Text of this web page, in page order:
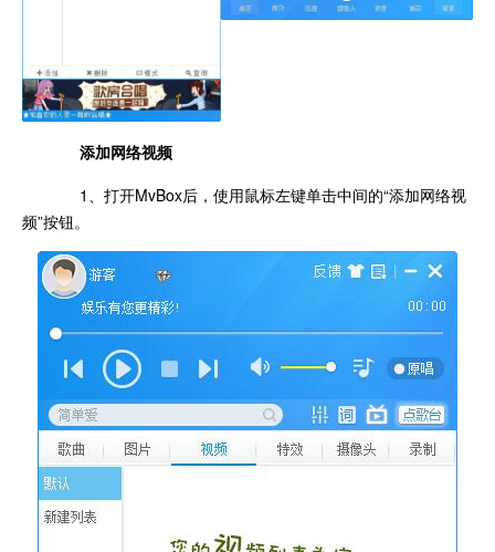
添加网络视频
1、打开MvBox后，使用鼠标左键单击中间的“添加网络视
频”按钮。